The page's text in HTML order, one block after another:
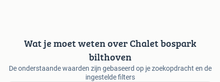
Wat je moet weten over Chalet bospark
bilthoven
De onderstaande waarden zijn gebaseerd op je zoekopdracht en de
ingestelde filters